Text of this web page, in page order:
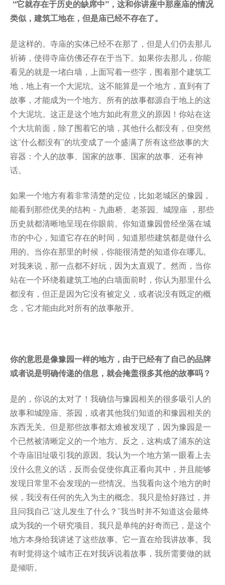
“它就存在于历史的缺席中” ，这和你讲座中那座庙的情况
类似，建筑工地在，但是庙已经不存在了。
是这样的。寺庙的实体已经不在那了，但是人们仍去那儿
祈祷，使得寺庙仿佛还存在于当下。如果你去那儿，你能
看见的就是一堵白墙，上面写着一些字，围着那个建筑工
地，地上有一个大泥坑。这不能算是一个地方，直到有了
故事，才能成为一个地方。所有的故事都源自于地上的这
个大泥坑。这正是这个地方如此有意义的原因！你站在这
个大坑前面，除了围着它的墙，其他什么都没有，但突然
这“什么都没有”的坑变成了一个盛满了所有这些故事的大
容器：个人的故事、国家的故事、国家的故事、还有神
话。
如果一个地方有着非常清楚的定位，比如老城区的豫园，
能看到那些优美的结构 - 九曲桥、老茶园、城隍庙 ，那些
历史就都清晰地呈现在你眼前。你知道豫园曾经坐落在城
市的中心，知道它存在的时间，知道那些建筑都是做什么
用的。当你在那里的时候，你能很清楚的知道你在哪儿。
对我来说，那一点都不好玩，因为太直观了。然而，当你
站在一个环绕着建筑工地的白墙面前时，你认为那里什么
都没有，但正是因为它没有被定义，或者说没有既定的概
念，它才能由此对所有的故事敞开。
你的意思是像豫园一样的地方，由于已经有了自己的品牌
或者说是明确传递的信息，就会掩盖很多其他的故事吗？
是的，你说的太对了！我确信与豫园相关的很多吸引人的
故事和城隍庙、茶园，或者其他我们知道的和豫园相关的
东西无关。但是那些故事都太难被发现了，因为豫园是一
个已然被清晰定义的一个地方。反之，这构成了浦东的这
个寺庙旧址吸引我的原因。我认为一个地方第一眼看上去
没什么意义的话，反而会促使你真正看向其中，并且能够
发现日常里不会发现的一些情况。当我看向这个地方的时
候，我没有任何的先入为主的概念。我只是恰好路过，并
且问我自己“这儿发生了什么？”我当时并不知道这会最终
成为我的一个研究项目。我只是单纯的好奇而已，是这个
地方本身给我讲述了这些故事。它一直在给我讲故事。我
有时觉得这个城市正在对我诉说着故事，我所需要做的就
是倾听。